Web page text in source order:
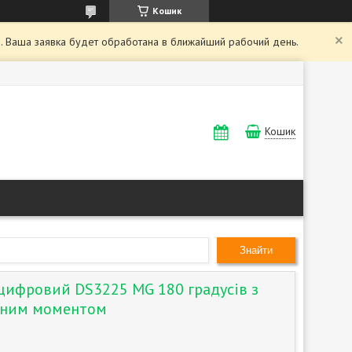
Кошик
заявка будет обработана в ближайший рабочий день.
Кошик
Знайти
DS3225 MG 180 градусів з
моментом